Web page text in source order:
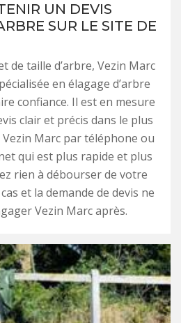
UN DEVIS
SUR LE SITE DE
de taille d’arbre, Vezin Marc
en élagage d’arbre
confiance. Il est en mesure
clair et précis dans le plus
Marc par téléphone ou
qui est plus rapide et plus
rien à débourser de votre
et la demande de devis ne
Vezin Marc après.